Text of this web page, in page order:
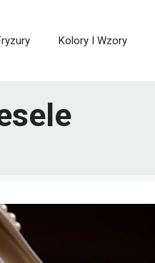
Kolory I Wzory